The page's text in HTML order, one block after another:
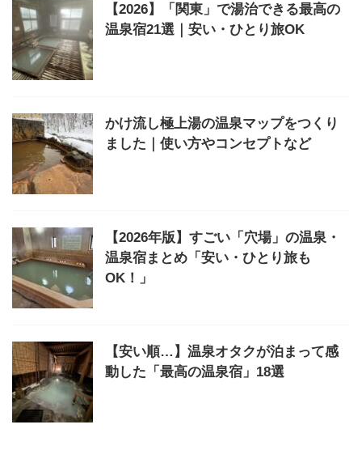
【2026】「関東」で湯治できる最高の
温泉宿21選｜安い・ひとり旅OK
かけ流し極上湯の温泉マップをつくり
ました｜使い方やコンセプトなど
【2026年版】すごい「穴場」の温泉・
温泉宿まとめ「安い・ひとり旅も
OK！」
【安い順…】温泉オタクが泊まって感
動した「最高の温泉宿」18選